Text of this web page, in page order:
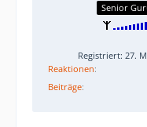
Senior
Registriert: 27.
Reaktionen
Beiträge